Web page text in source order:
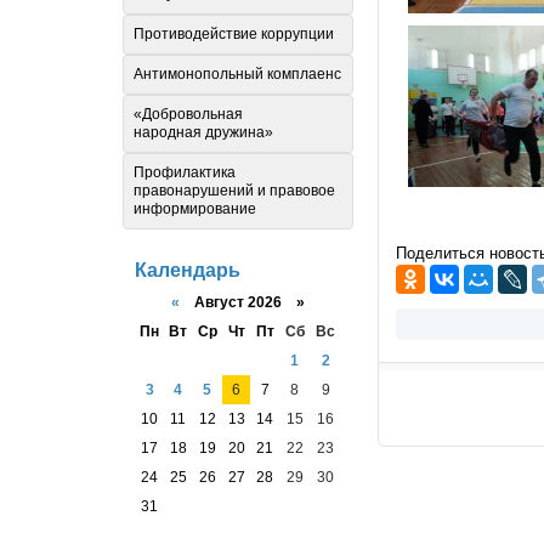
Поделиться
Противодействие коррупции
Антимонопольный комплаенс
«Добровольная
народная дружина»
Профилактика
правонарушений и правовое
информирование
Календарь
« Август 2026 »
Пн
Вт Ср Чт Пт Сб
Вс
1
2
3
4 5 6 7 8
9
10
11 12 13 14 15
16
17
18 19 20 21 22
23
24
25 26 27 28 29
30
31